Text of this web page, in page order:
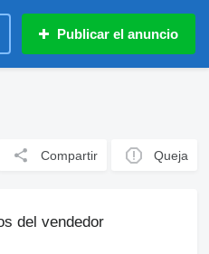
Publicar el anuncio
Compartir Queja
del vendedor